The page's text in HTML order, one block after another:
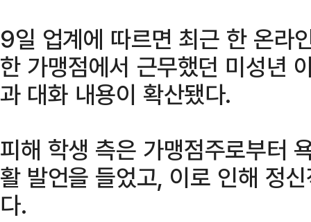
9일 업계에 따르면 최근 한 온라
한 가맹점에서 근무했던 미성년
과 대화 내용이 확산됐다.
피해 학생 측은 가맹점주로부터
활 발언을 들었고, 이로 인해 정
다.